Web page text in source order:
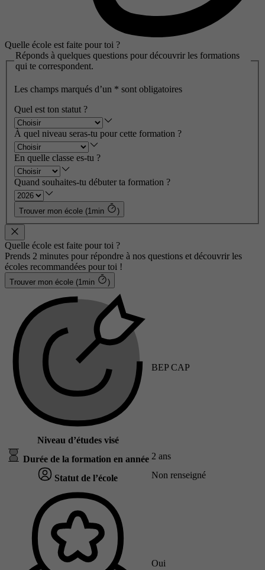
Quelle école est faite pour toi ?
Réponds à quelques questions pour découvrir les formations
qui te correspondent.
Les champs marqués d’un * sont obligatoires
Quel est ton statut ?
À quel niveau seras-tu pour cette formation ?
En quelle classe es-tu ?
Quand souhaites-tu débuter ta formation ?
Trouver mon école (1min )
Quelle école est faite pour toi ?
Prends 2 minutes pour répondre à nos questions et découvrir les
écoles recommandées pour toi !
Trouver mon école (1min )
Niveau d’études visé
BEP CAP
Durée de la formation en année 2 ans
Statut de l’école Non renseigné
Oui